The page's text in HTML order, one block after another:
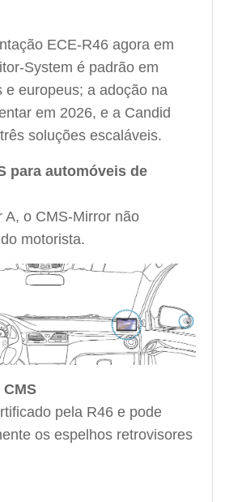
ECE-R46 agora em
System é padrão em
e europeus; a adoção na
em 2026, e a Candid
soluções escaláveis.
para automóveis de
A, o CMS-Mirror não
motorista.
pela R46 e pode
os espelhos retrovisores